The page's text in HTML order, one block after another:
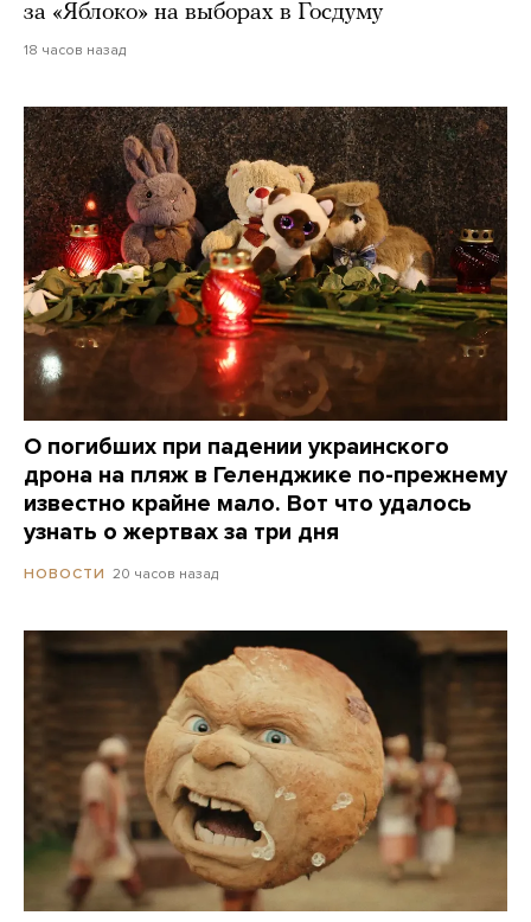
за «Яблоко» на выборах в Госдуму
18 часов назад
О погибших при падении украинского
дрона на пляж в Геленджике по-прежнему
известно крайне мало. Вот что удалось
узнать о жертвах за три дня
НОВОСТИ 20 часов назад